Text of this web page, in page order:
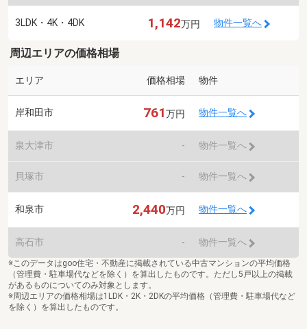
3LDK・4K・4DK 1,142万円 物件一覧へ
周辺エリアの価格相場
エリア 価格相場 物件
岸和田市 761万円 物件一覧へ
泉大津市 - 物件一覧へ
貝塚市 - 物件一覧へ
和泉市 2,440万円 物件一覧へ
高石市 - 物件一覧へ
※このデータはgoo住宅・不動産に掲載されている中古マンションの平均価格
（管理費・駐車場代などを除く）を算出したものです。ただし5戸以上の掲載
があるものについてのみ対象とします。
※周辺エリアの価格相場は1LDK・2K・2DKの平均価格（管理費・駐車場代など
を除く）を算出したものです。